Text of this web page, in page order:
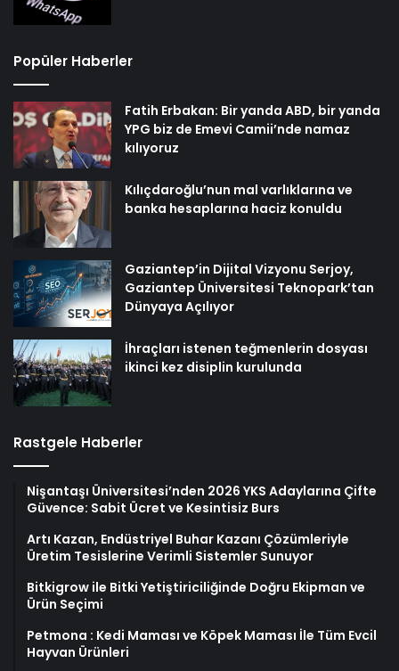
Popüler Haberler
Fatih Erbakan: Bir yanda ABD, bir yanda
YPG biz de Emevi Camii’nde namaz
kılıyoruz
Kılıçdaroğlu’nun mal varlıklarına ve
banka hesaplarına haciz konuldu
Gaziantep’in Dijital Vizyonu Serjoy,
Gaziantep Üniversitesi Teknopark’tan
Dünyaya Açılıyor
İhraçları istenen teğmenlerin dosyası
ikinci kez disiplin kurulunda
Rastgele Haberler
Nişantaşı Üniversitesi’nden 2026 YKS Adaylarına Çifte
Güvence: Sabit Ücret ve Kesintisiz Burs
Artı Kazan, Endüstriyel Buhar Kazanı Çözümleriyle
Üretim Tesislerine Verimli Sistemler Sunuyor
Bitkigrow ile Bitki Yetiştiriciliğinde Doğru Ekipman ve
Ürün Seçimi
Petmona : Kedi Maması ve Köpek Maması İle Tüm Evcil
Hayvan Ürünleri